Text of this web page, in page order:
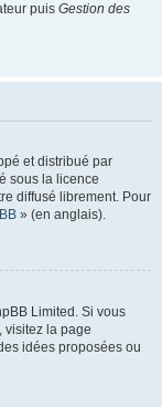
puis Gestion des
et distribué par
sous la licence
diffusé librement. Pour
» (en anglais).
Limited. Si vous
visitez la page
idées proposées ou